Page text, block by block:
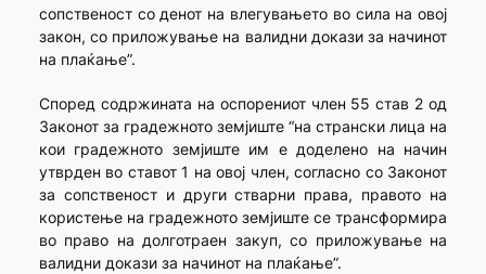
сопственост со денот на влегувањето во сила на овој
закон, со приложување на валидни докази за начинот
на плаќање”.
Според содржината на оспорениот член 55 став 2 од
Законот за градежното земјиште “на странски лица на
кои градежното земјиште им е доделено на начин
утврден во ставот 1 на овој член, согласно со Законот
за сопственост и други стварни права, правото на
користење на градежното земјиште се трансформира
во право на долготраен закуп, со приложување на
валидни докази за начинот на плаќање”.